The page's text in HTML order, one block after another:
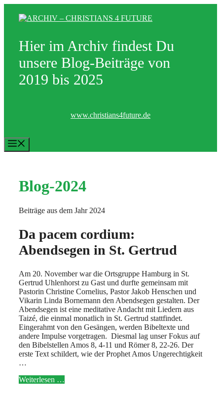
Inhalt
Hier im Archiv findest Du
unsere Blog-Beiträge von
2019 bis 2025
www.christians4future.de
Blog-2024
Beiträge aus dem Jahr 2024
Da pacem cordium:
Abendsegen in St. Gertrud
Am 20. November war die Ortsgruppe Hamburg in St.
Gertrud Uhlenhorst zu Gast und durfte gemeinsam mit
Pastorin Christine Cornelius, Pastor Jakob Henschen und
Vikarin Linda Bornemann den Abendsegen gestalten. Der
Abendsegen ist eine meditative Andacht mit Liedern aus
Taizé, die einmal monatlich in St. Gertrud stattfindet.
Eingerahmt von den Gesängen, werden Bibeltexte und
andere Impulse vorgetragen. Diesmal lag unser Fokus auf
den Bibelstellen Amos 8, 4-11 und Römer 8, 22-26. Der
erste Text schildert, wie der Prophet Amos Ungerechtigkeit
…
Weiterlesen …